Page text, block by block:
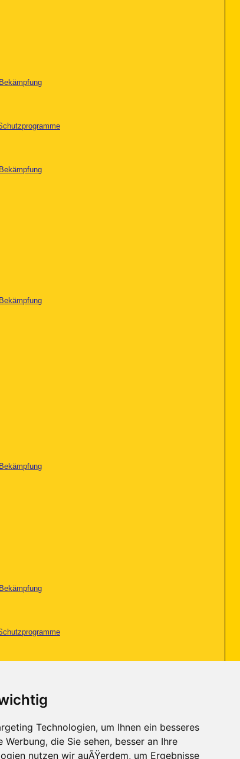
Technologien, um Ihnen ein besseres
die Sie sehen, besser an Ihre
nutzen wir auÃŸerdem, um Ergebnisse